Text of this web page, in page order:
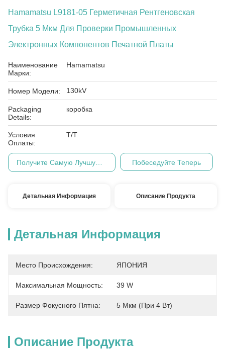
Hamamatsu L9181-05 Герметичная Рентгеновская
Трубка 5 Мкм Для Проверки Промышленных
Электронных Компонентов Печатной Платы
Наименование
Марки:
Hamamatsu
Номер Модели: 130kV
Packaging
Details:
коробка
Условия
Оплаты:
Т/Т
Побеседуйте Теперь
Детальная Информация Описание Продукта
Детальная Информация
Место Происхождения: ЯПОНИЯ
Максимальная Мощность: 39 W
Размер Фокусного Пятна: 5 Мкм (при 4 Вт)
Описание Продукта